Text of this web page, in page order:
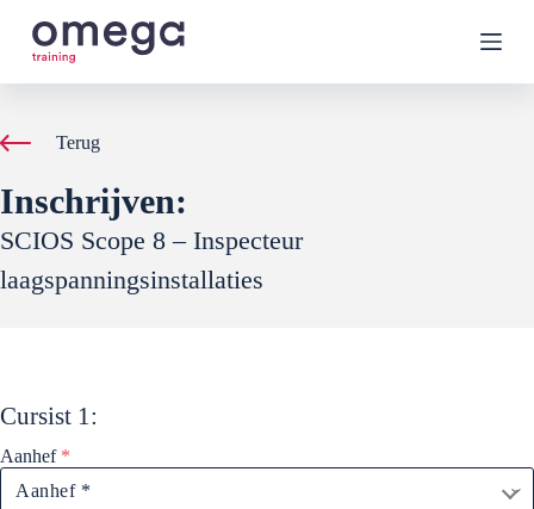
G
a
d
i
n
h
u
d
Terug
Inschrijven:
SCIOS Scope 8 – Inspecteur
laagspanningsinstallaties
Cursist 1:
Aanhef *